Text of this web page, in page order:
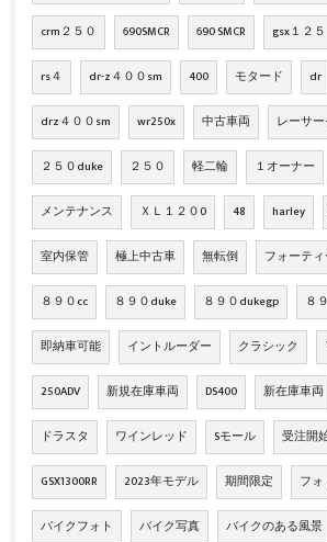
crm２５０ 690SMCR 690 SMCR gsx１２５
rs４ dr-z４００sm 400 モタード dr
drz４００sm wr250x 中古車両 レーサ
２５０duke ２５０ 軽二輪 １オーナー
メンテナンス ＸＬ１２０0 48 harley
室内保管 極上中古車 無転倒 フォーテ
８９０cc ８９０duke ８９０dukegp ８
即納車可能 イントルーダー クラシック
250ADV 新規在庫車両 DS400 新在庫車両
ドラスタ ワインレッド Sモール 受注開
GSX1300RR 2023年モデル 期間限定 フ
バイクフォト バイク写真 バイクのある風景